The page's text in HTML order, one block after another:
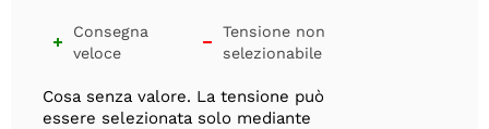

Consegna
veloce

Tensione non
selezionabile
Cosa senza valore. La tensione può
essere selezionata solo mediante